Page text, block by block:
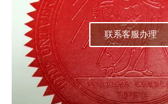
联系客服办理